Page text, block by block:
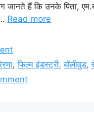
जानते हैं कि उनके पिता,
Read more
,फिल्म इंडस्ट्री,बॉलीवुड,